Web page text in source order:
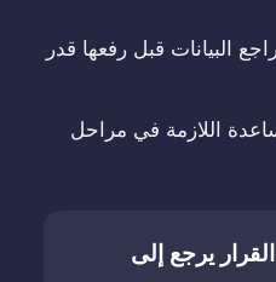
البيانات قبل رفعها قدر
اللازمة في مراحل
يرجع إلى